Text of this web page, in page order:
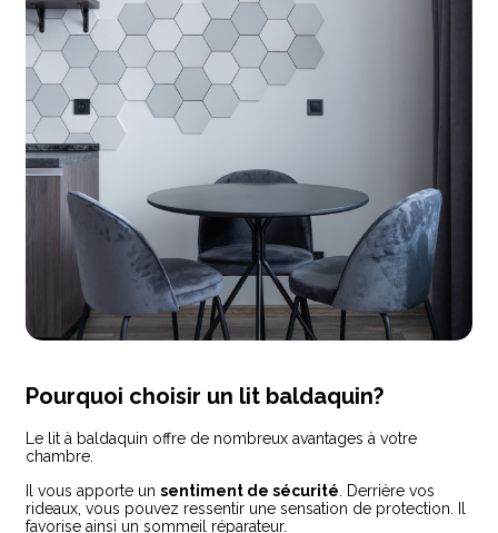
Pourquoi choisir un lit baldaquin?
Le lit à baldaquin offre de nombreux avantages à votre
chambre.
Il vous apporte un sentiment de sécurité. Derrière vos
rideaux, vous pouvez ressentir une sensation de protection. Il
favorise ainsi un sommeil réparateur.